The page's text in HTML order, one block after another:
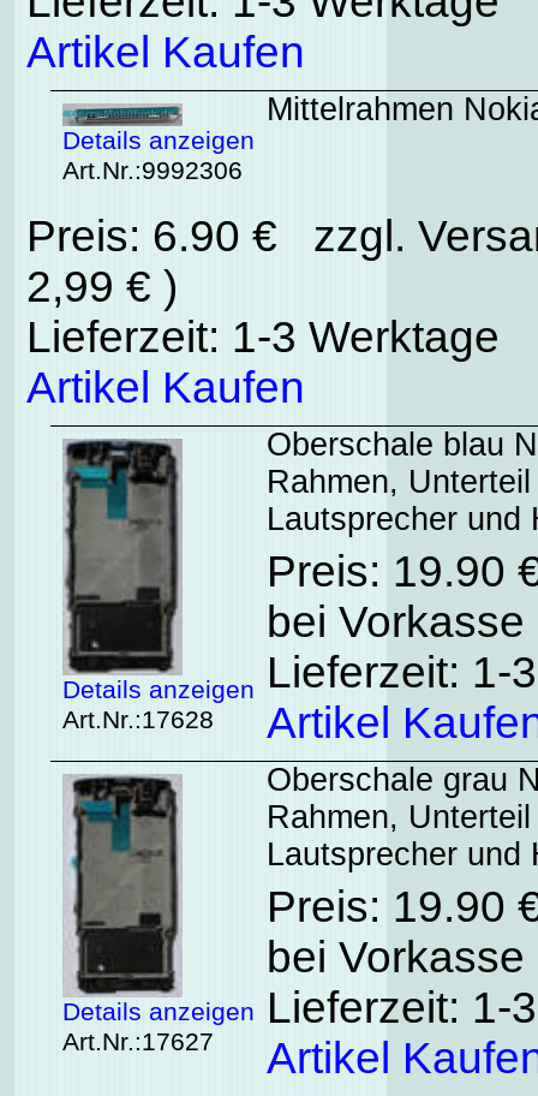
Artikel Kaufen
Details anzeigen
Art.Nr.:9992306
Mittelrahmen
Preis: 6.90 € zzgl.
2,99 € )
Lieferzeit: 1-3 Werktage
Artikel Kaufen
Details anzeigen
Art.Nr.:17628
Oberschale blau
Rahmen,
Lautsprecher und
Preis: 19.90
bei
Lieferzeit: 1-
Artikel
Details anzeigen
Art.Nr.:17627
Oberschale grau
Rahmen,
Lautsprecher und
Preis: 19.90
bei
Lieferzeit: 1-
Artikel